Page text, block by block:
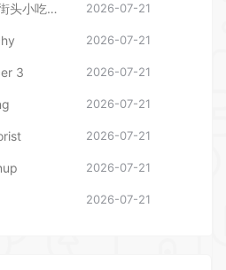
POJANGMACHA :韩国街头小吃模拟器 2026-07-21
2026-07-21
3 2026-07-21
2026-07-21
2026-07-21
2026-07-21
2026-07-21